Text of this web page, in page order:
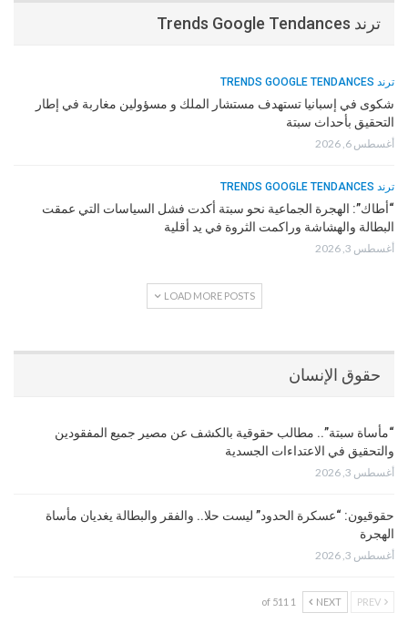
ترند Trends Google Tendances
ترند TRENDS GOOGLE TENDANCES
شكوى في إسبانيا تستهدف مستشار الملك و مسؤولين مغاربة في إطار
التحقيق بأحداث سبتة
أغسطس 6, 2026
ترند TRENDS GOOGLE TENDANCES
“أطاك”: الهجرة الجماعية نحو سبتة أكدت فشل السياسات التي عمقت
البطالة والهشاشة وراكمت الثروة في يد أقلية
أغسطس 3, 2026
LOAD MORE POSTS
حقوق الإنسان
“مأساة سبتة”.. مطالب حقوقية بالكشف عن مصير جميع المفقودين
والتحقيق في الاعتداءات الجسدية
أغسطس 3, 2026
حقوقيون: “عسكرة الحدود” ليست حلا.. والفقر والبطالة يغديان مأساة
الهجرة
أغسطس 3, 2026
NEXT
1 of 511